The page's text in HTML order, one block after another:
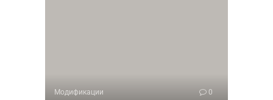
Модификации 0